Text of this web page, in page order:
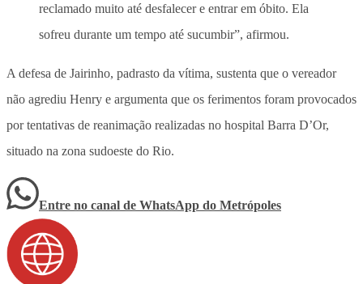
reclamado muito até desfalecer e entrar em óbito. Ela
sofreu durante um tempo até sucumbir”, afirmou.
A defesa de Jairinho, padrasto da vítima, sustenta que o vereador
não agrediu Henry e argumenta que os ferimentos foram provocados
por tentativas de reanimação realizadas no hospital Barra D’Or,
situado na zona sudoeste do Rio.
Entre no canal de WhatsApp do Metrópoles